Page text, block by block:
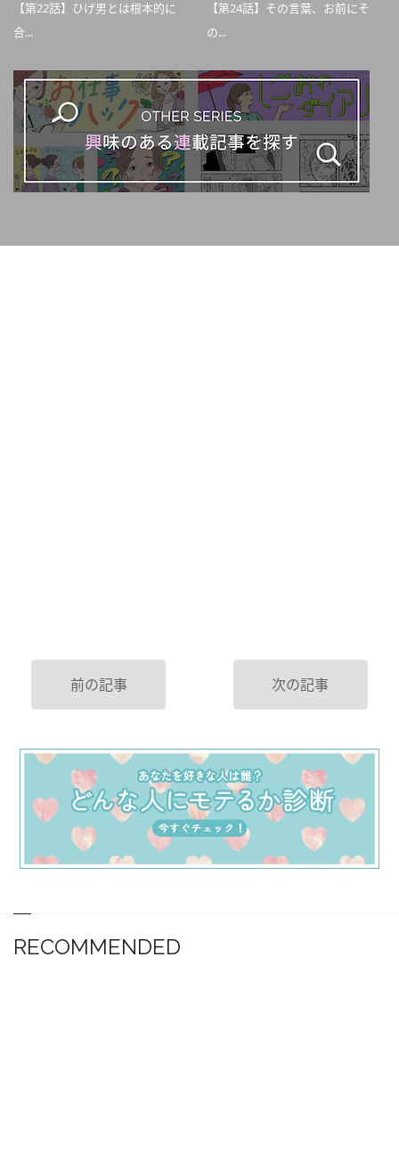
【第22話】ひげ男とは根本的に
合...
【第24話】その言葉、お前にそ
の...
前の記事 次の記事
RECOMMENDED